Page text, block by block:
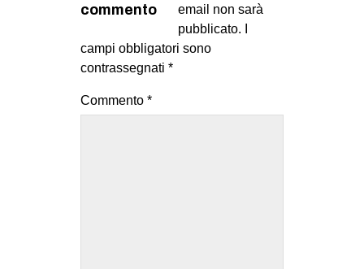
commento
email non sarà
pubblicato.
campi obbligatori sono
contrassegnati *
Commento *